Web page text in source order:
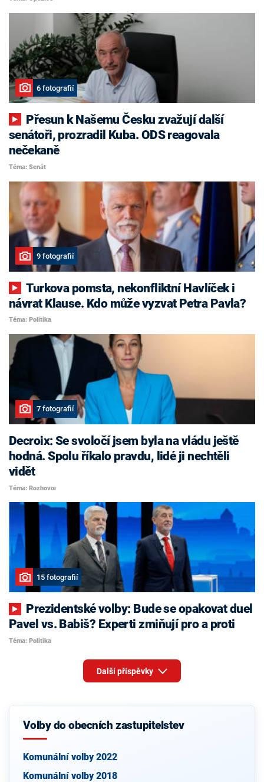
6 fotografií
senátoři, prozradil Kuba. ODS reagovala
nečekaně
Téma: Senát
9 fotografií
Turkova pomsta, nekonfliktní Havlíček i
návrat Klause. Kdo může vyzvat Petra Pavla?
Téma: Politika
7 fotografií
Decroix: Se svoločí jsem byla na vládu ještě
hodná. Spolu říkalo pravdu, lidé ji nechtěli
vidět
Téma: Rozhovor
15 fotografií
Pavel vs. Babiš? Experti zmiňují pro a proti
Téma: Politika
Další příspěvky
Volby do obecních zastupitelstev
Komunální volby 2022
Komunální volby 2018